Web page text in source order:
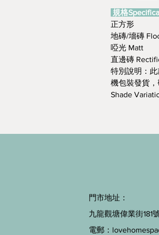
規格
正方形
地磚/墻磚
啞光 Matt
直邊磚
特別說明：
機包裝發貨，
Shade
門市地址：
九龍觀塘偉業街181
電郵：